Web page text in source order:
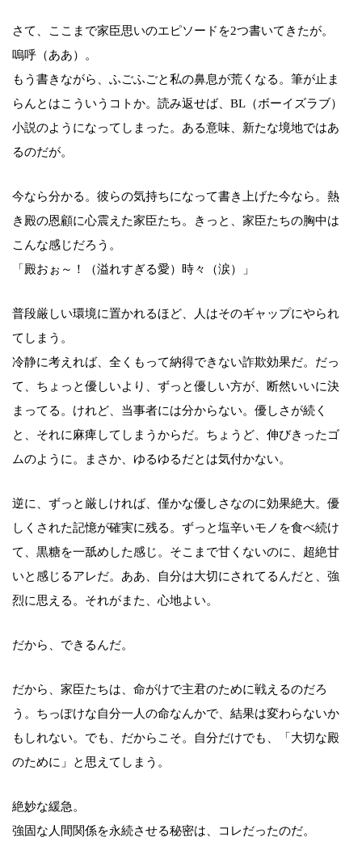
さて、ここまで家臣思いのエピソードを2つ書いてきたが。
嗚呼（ああ）。
もう書きながら、ふごふごと私の鼻息が荒くなる。筆が止ま
らんとはこういうコトか。読み返せば、BL（ボーイズラブ）
小説のようになってしまった。ある意味、新たな境地ではあ
るのだが。
今なら分かる。彼らの気持ちになって書き上げた今なら。熱
き殿の恩顧に心震えた家臣たち。きっと、家臣たちの胸中は
こんな感じだろう。
「殿おぉ～！（溢れすぎる愛）時々（涙）」
普段厳しい環境に置かれるほど、人はそのギャップにやられ
てしまう。
冷静に考えれば、全くもって納得できない詐欺効果だ。だっ
て、ちょっと優しいより、ずっと優しい方が、断然いいに決
まってる。けれど、当事者には分からない。優しさが続く
と、それに麻痺してしまうからだ。ちょうど、伸びきったゴ
ムのように。まさか、ゆるゆるだとは気付かない。
逆に、ずっと厳しければ、僅かな優しさなのに効果絶大。優
しくされた記憶が確実に残る。ずっと塩辛いモノを食べ続け
て、黒糖を一舐めした感じ。そこまで甘くないのに、超絶甘
いと感じるアレだ。ああ、自分は大切にされてるんだと、強
烈に思える。それがまた、心地よい。
だから、できるんだ。
だから、家臣たちは、命がけで主君のために戦えるのだろ
う。ちっぽけな自分一人の命なんかで、結果は変わらないか
もしれない。でも、だからこそ。自分だけでも、「大切な殿
のために」と思えてしまう。
絶妙な緩急。
強固な人間関係を永続させる秘密は、コレだったのだ。